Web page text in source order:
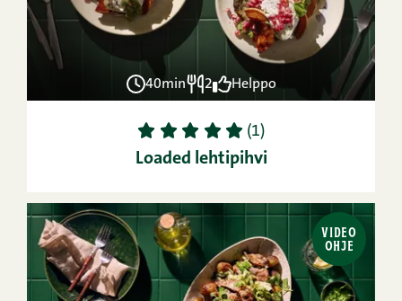
40min 2 Helppo
1 2 3 4 5 (1)
Loaded lehtipihvi
VIDEO
OHJE